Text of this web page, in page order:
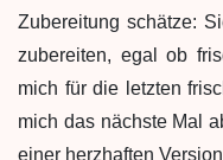
Zubereitung schätze:
zubereiten, egal ob
mich für die letzten
mich das nächste Mal
einer herzhaften